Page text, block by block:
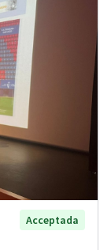
Acceptada